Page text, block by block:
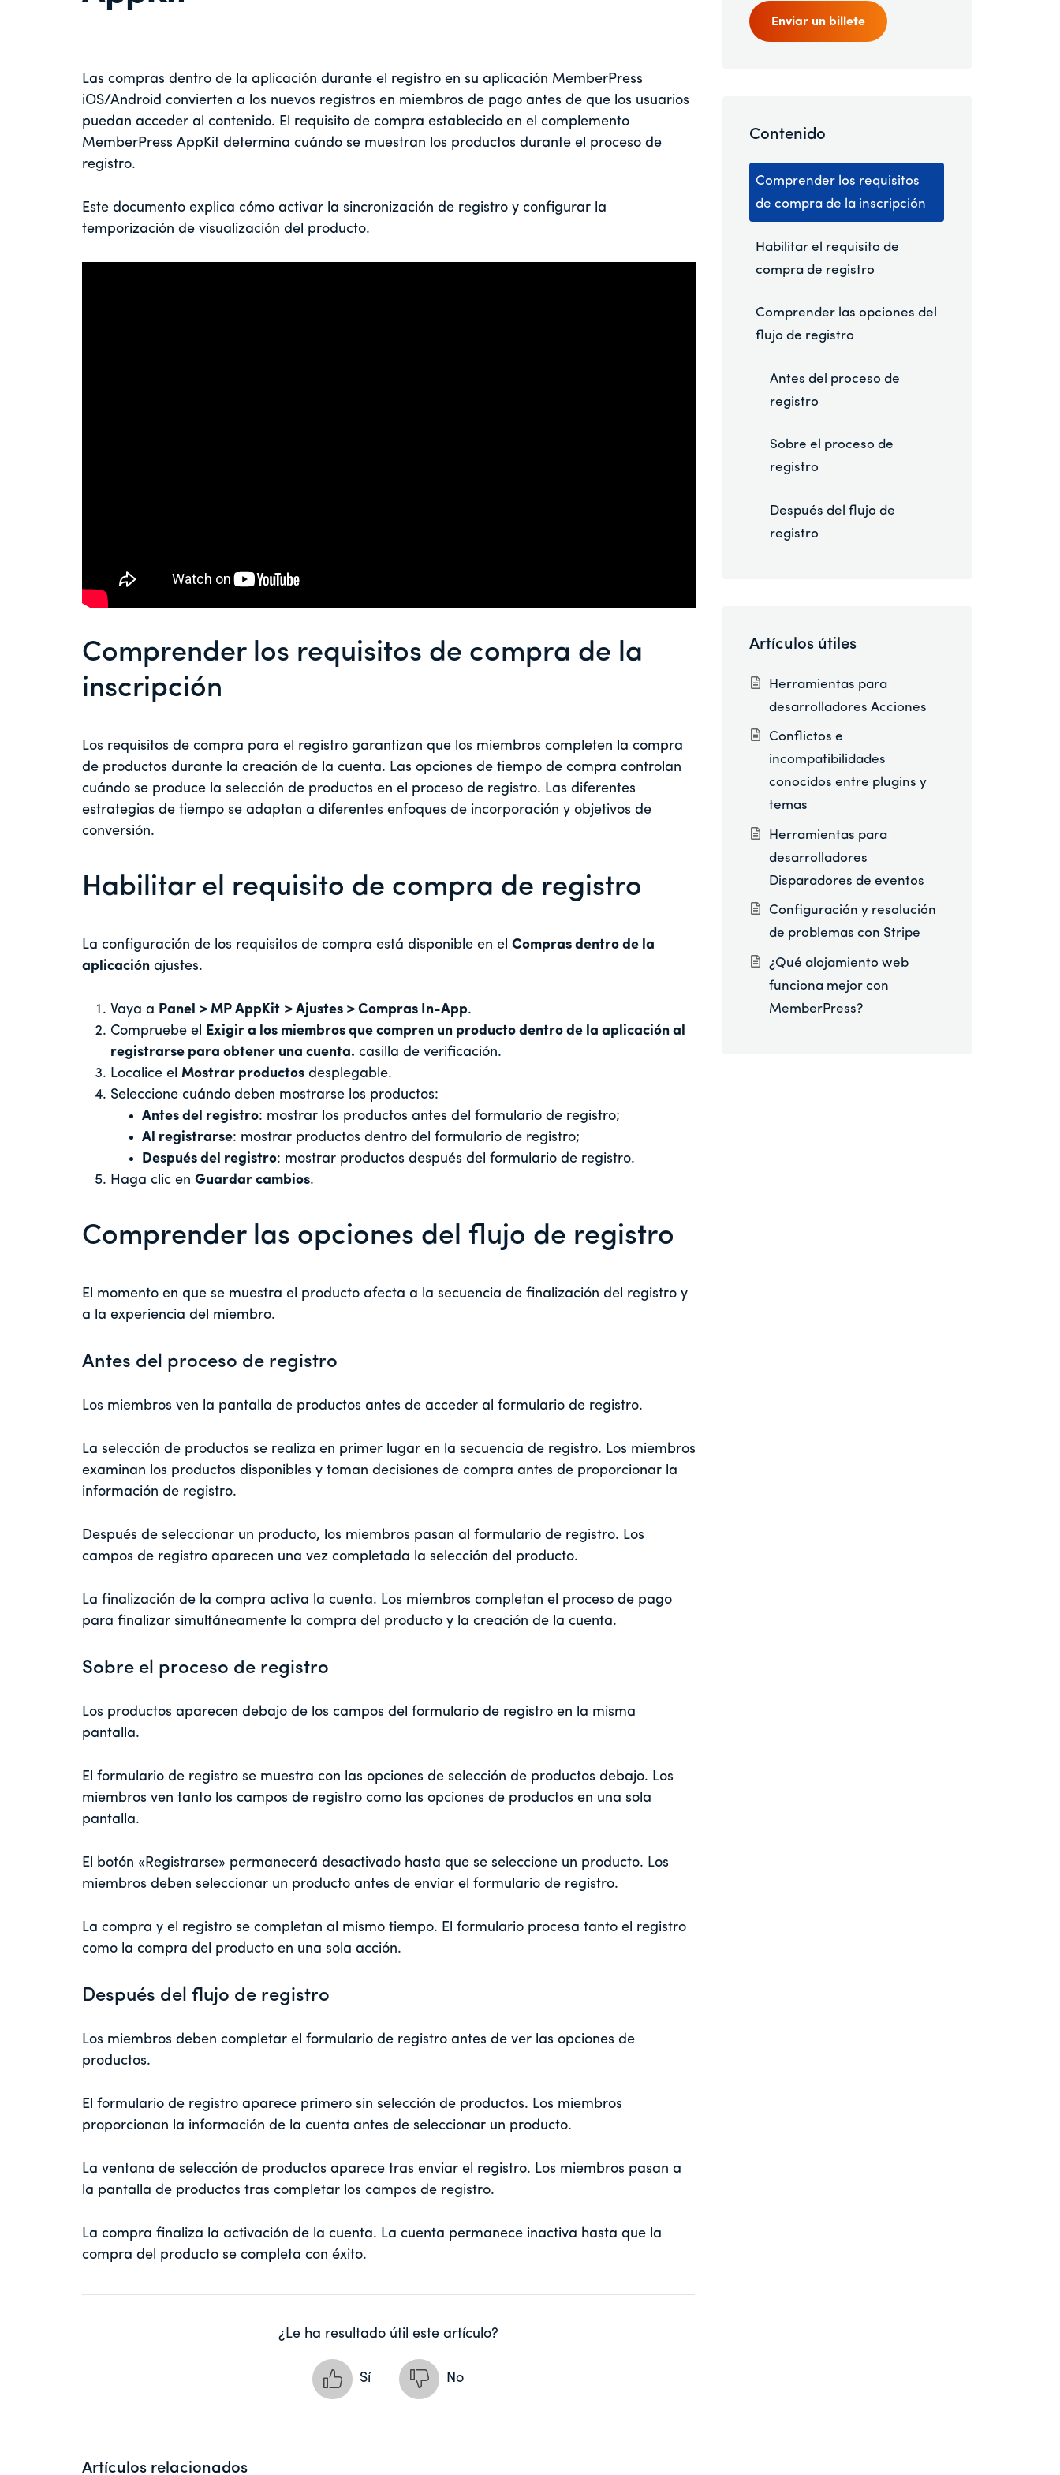
Las compras dentro de la aplicación durante el registro en su aplicación MemberPress
iOS/Android convierten a los nuevos registros en miembros de pago antes de que los usuarios
puedan acceder al contenido. El requisito de compra establecido en el complemento
MemberPress AppKit determina cuándo se muestran los productos durante el proceso de
registro.
Este documento explica cómo activar la sincronización de registro y configurar la
temporización de visualización del producto.
Comprender los requisitos de compra de la
inscripción
Los requisitos de compra para el registro garantizan que los miembros completen la compra
de productos durante la creación de la cuenta. Las opciones de tiempo de compra controlan
cuándo se produce la selección de productos en el proceso de registro. Las diferentes
estrategias de tiempo se adaptan a diferentes enfoques de incorporación y objetivos de
conversión.
Habilitar el requisito de compra de registro
La configuración de los requisitos de compra está disponible en el Compras dentro de la
aplicaciónajustes.
Vaya a Panel > MP AppKit > Ajustes > Compras In-App.
Compruebe el
Exigir a los miembros que compren un producto dentro de la aplicación al
registrarse para obtener una cuenta. casilla de verificación.
Localice el Mostrar productosdesplegable.
Seleccione cuándo deben mostrarse los productos:
Antes del registro: mostrar los productos antes del formulario de registro;
Al registrarse: mostrar productos dentro del formulario de registro;
Después del registro: mostrar productos después del formulario de registro.
Haga clic en Guardar cambios.
Comprender las opciones del flujo de registro
El momento en que se muestra el producto afecta a la secuencia de finalización del registro y
a la experiencia del miembro.
Antes del proceso de registro
Los miembros ven la pantalla de productos antes de acceder al formulario de registro.
La selección de productos se realiza en primer lugar en la secuencia de registro. Los miembros
examinan los productos disponibles y toman decisiones de compra antes de proporcionar la
información de registro.
Después de seleccionar un producto, los miembros pasan al formulario de registro. Los
campos de registro aparecen una vez completada la selección del producto.
La finalización de la compra activa la cuenta. Los miembros completan el proceso de pago
para finalizar simultáneamente la compra del producto y la creación de la cuenta.
Sobre el proceso de registro
Los productos aparecen debajo de los campos del formulario de registro en la misma
pantalla.
El formulario de registro se muestra con las opciones de selección de productos debajo. Los
miembros ven tanto los campos de registro como las opciones de productos en una sola
pantalla.
El botón «Registrarse» permanecerá desactivado hasta que se seleccione un producto. Los
miembros deben seleccionar un producto antes de enviar el formulario de registro.
La compra y el registro se completan al mismo tiempo. El formulario procesa tanto el registro
como la compra del producto en una sola acción.
Después del flujo de registro
Los miembros deben completar el formulario de registro antes de ver las opciones de
productos.
El formulario de registro aparece primero sin selección de productos. Los miembros
proporcionan la información de la cuenta antes de seleccionar un producto.
La ventana de selección de productos aparece tras enviar el registro. Los miembros pasan a
la pantalla de productos tras completar los campos de registro.
La compra finaliza la activación de la cuenta. La cuenta permanece inactiva hasta que la
compra del producto se completa con éxito.
¿Le ha resultado útil este artículo?
Sí No
Artículos relacionados
Enviar un billete
Contenido
Comprender los requisitos
de compra de la inscripción
Habilitar el requisito de
compra de registro
Comprender las opciones del
flujo de registro
Antes del proceso de
registro
Sobre el proceso de
registro
Después del flujo de
registro
Artículos útiles
Herramientas para
desarrolladores Acciones
Conflictos e
incompatibilidades
conocidos entre plugins y
temas
Herramientas para
desarrolladores
Disparadores de eventos
Configuración y resolución
de problemas con Stripe
¿Qué alojamiento web
funciona mejor con
MemberPress?